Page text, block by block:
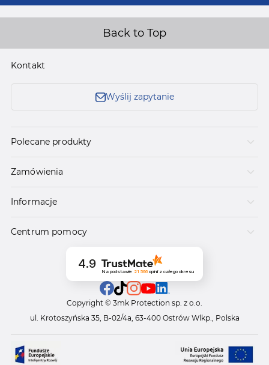
Back to Top
Kontakt
Wyślij zapytanie
Polecane produkty
Zamówienia
Informacje
Centrum pomocy
4.9
Na podstawie 21 566opinii z całego okresu
Copyright © 3mk Protection sp. z o.o.
ul. Krotoszyńska 35, B-02/4a, 63-400 Ostrów Wlkp., Polska